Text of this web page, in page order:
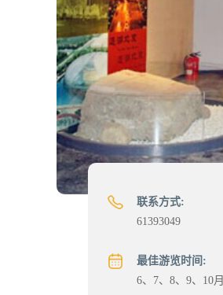
联系方式:
61393049
最佳游览时间:
6、7、8、9、10月